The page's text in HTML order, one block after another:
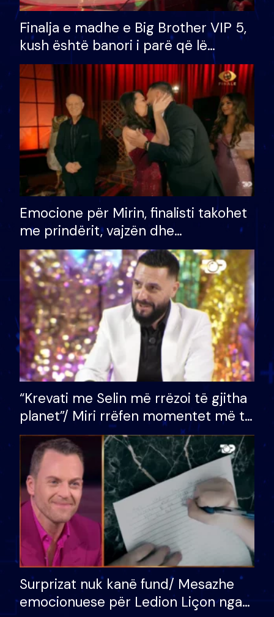
Finalja e madhe e Big Brother VIP 5,
kush është banori i parë që lë
shtëpinë dhe humb mundësinë për
të fituar çmimin e madh
Emocione për Mirin, finalisti takohet
me prindërit, vajzën dhe
bashkëshorten: S’kemi ndonjë letër
divorci apo jo?
“Krevati me Selin më rrëzoi të gjitha
planet”/ Miri rrëfen momentet më të
bukura në shtëpinë e BB VIP: Do më
mungojë zilja e mëngjesit kur…
Surprizat nuk kanë fund/ Mesazhe
emocionuese për Ledion Liçon nga